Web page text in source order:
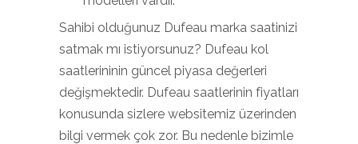
Sahibi olduğunuz Dufeau marka saatinizi
satmak mı istiyorsunuz? Dufeau kol
saatlerininin güncel piyasa değerleri
değişmektedir. Dufeau saatlerinin fiyatları
konusunda sizlere websitemiz üzerinden
bilgi vermek çok zor. Bu nedenle bizimle